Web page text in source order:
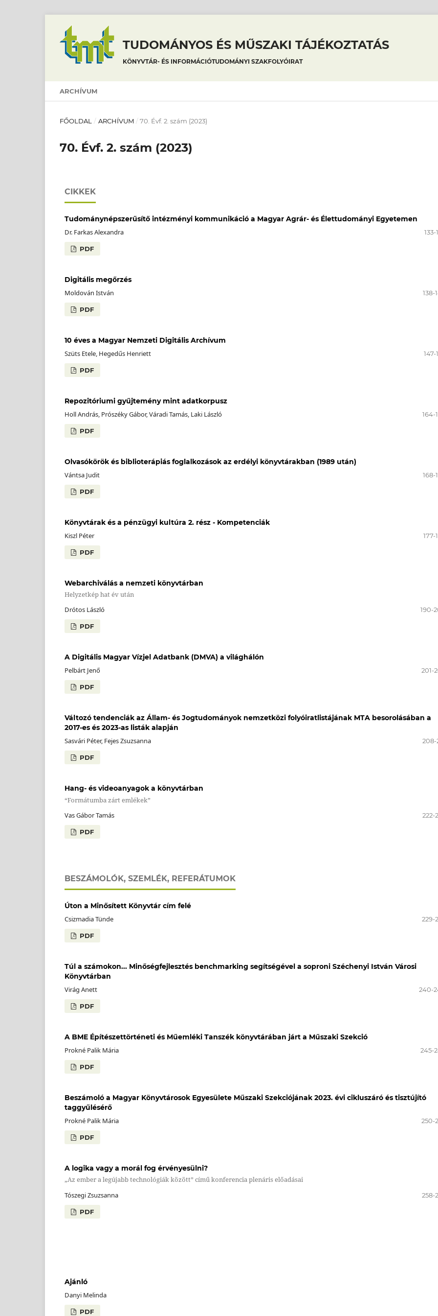
TUDOMÁNYOS ÉS MŰSZAKI TÁJÉKOZTATÁS
KÖNYVTÁR- ÉS INFORMÁCIÓTUDOMÁNYI SZAKFOLYÓIRAT
ARCHÍVUM
FŐOLDAL / ARCHÍVUM / 70. Évf. 2. szám (2023)
70. Évf. 2. szám (2023)
CIKKEK
Tudománynépszerűsítő intézményi kommunikáció a Magyar Agrár- és Élettudományi Egyetemen
Dr. Farkas Alexandra
133-
PDF
Digitális megőrzés
Moldován István
138-
PDF
10 éves a Magyar Nemzeti Digitális Archívum
Szüts Etele, Hegedűs Henriett
147-
PDF
Repozitóriumi gyűjtemény mint adatkorpusz
Holl András, Prószéky Gábor, Váradi Tamás, Laki László
164-
PDF
Olvasókörök és biblioterápiás foglalkozások az erdélyi könyvtárakban (1989 után)
Vántsa Judit
168-
PDF
Könyvtárak és a pénzügyi kultúra 2. rész - Kompetenciák
Kiszl Péter
177-
PDF
Webarchiválás a nemzeti könyvtárban
Helyzetkép hat év után
Drótos László
190-
PDF
A Digitális Magyar Vízjel Adatbank (DMVA) a világhálón
Pelbárt Jenő
201-
PDF
Változó tendenciák az Állam- és Jogtudományok nemzetközi folyóiratlistájának MTA besorolásában a
2017-es és 2023-as listák alapján
Sasvári Péter, Fejes Zsuzsanna
208-
PDF
Hang- és videoanyagok a könyvtárban
“Formátumba zárt emlékek”
Vas Gábor Tamás
222-
PDF
BESZÁMOLÓK, SZEMLÉK, REFERÁTUMOK
Úton a Minősített Könyvtár cím felé
Csizmadia Tünde
229-
PDF
Túl a számokon... Minőségfejlesztés benchmarking segítségével a soproni Széchenyi István Városi
Könyvtárban
Virág Anett
240-
PDF
A BME Építészettörténeti és Műemléki Tanszék könyvtárában járt a Műszaki Szekció
Prokné Palik Mária
245-
PDF
Beszámoló a Magyar Könyvtárosok Egyesülete Műszaki Szekciójának 2023. évi cikluszáró és tisztújító
taggyűlésérő
Prokné Palik Mária
250-
PDF
A logika vagy a morál fog érvényesülni?
„Az ember a legújabb technológiák között” című konferencia plenáris előadásai
Tószegi Zsuzsanna
258-
PDF
Ajánló
Danyi Melinda
PDF